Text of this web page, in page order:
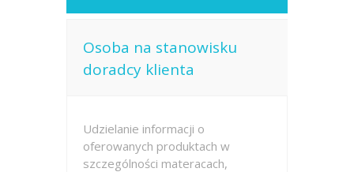
Osoba na stanowisku
doradcy klienta
Udzielanie informacji o
oferowanych produktach w
szczególności materacach,